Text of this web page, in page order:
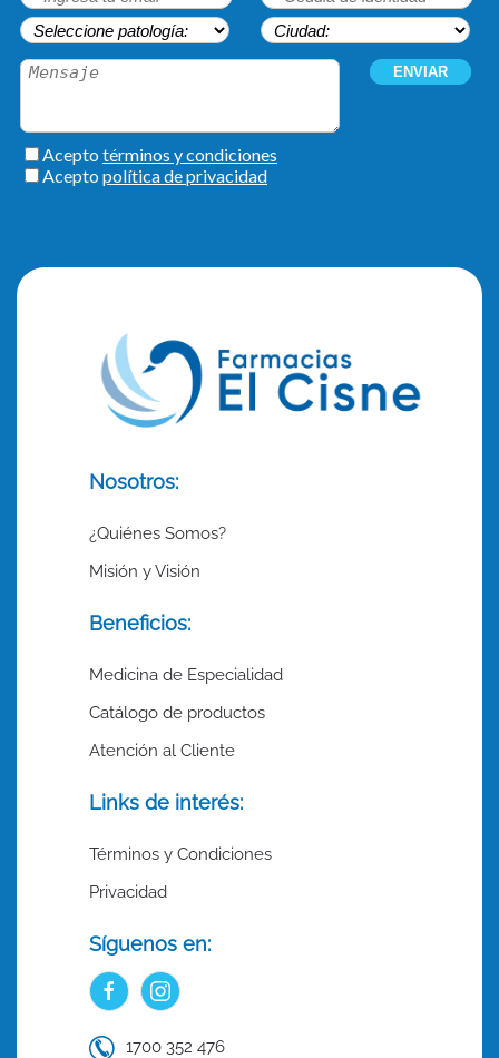
Nosotros:
¿Quiénes Somos?
Misión y Visión
Beneficios:
Medicina de Especialidad
Catálogo de productos
Atención al Cliente
Links de interés:
Términos y Condiciones
Privacidad
Síguenos en:
1700 352 476